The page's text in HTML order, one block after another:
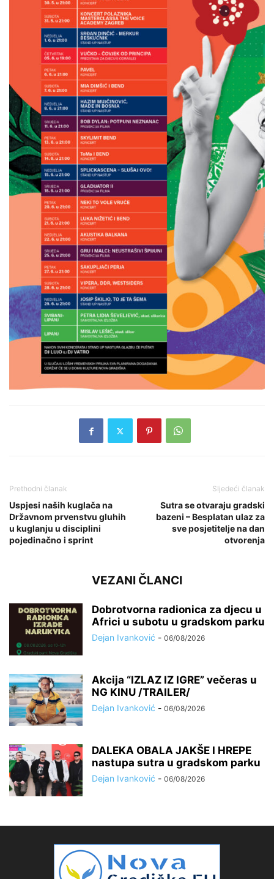
Prethodni članak
Uspjesi naših kuglača na
Državnom prvenstvu gluhih
u kuglanju u disciplini
pojedinačno i sprint
Sljedeći članak
Sutra se otvaraju gradski
bazeni – Besplatan ulaz za
sve posjetitelje na dan
otvorenja
VEZANI ČLANCI
Dobrotvorna radionica za djecu u
Africi u subotu u gradskom parku
Dejan Ivanković - 06/08/2026
Akcija “IZLAZ IZ IGRE” večeras u
NG KINU /TRAILER/
Dejan Ivanković - 06/08/2026
DALEKA OBALA JAKŠE I HREPE
nastupa sutra u gradskom parku
Dejan Ivanković - 06/08/2026